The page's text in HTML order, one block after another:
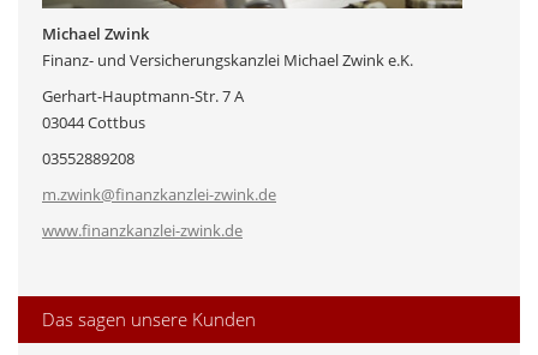
Michael Zwink
Finanz- und Versicherungskanzlei Michael Zwink e.K.
Gerhart-Hauptmann-Str. 7 A
03044 Cottbus
03552889208
m.zwink@finanzkanzlei-zwink.de
www.finanzkanzlei-zwink.de
Das sagen unsere Kunden